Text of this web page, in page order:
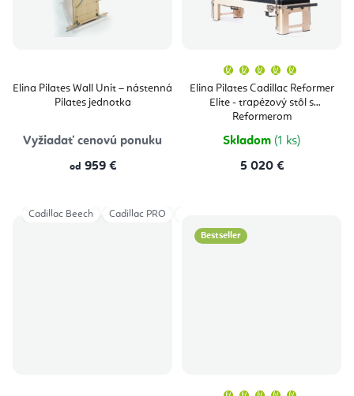
Elina Pilates Wall Unit – nástenná
Pilates jednotka
Vyžiadať cenovú ponuku
od 959 €
Elina Pilates Cadillac Reformer
Elite - trapézový stôl s
Reformerom
produktu
je
5,0
Skladom (1 ks)
5 020 €
Cadillac Beech Cadillac PRO
Bestseller